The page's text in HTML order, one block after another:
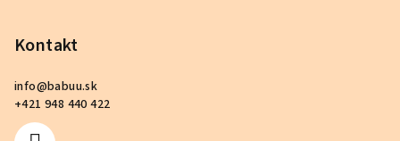
Kontakt
info@babuu.sk
+421 948 440 422